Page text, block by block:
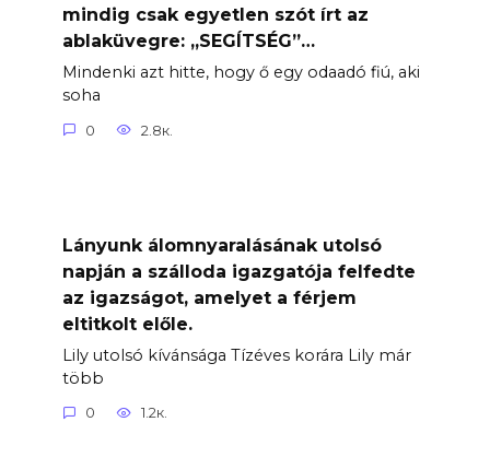
mindig csak egyetlen szót írt az
ablaküvegre: „SEGÍTSÉG”…
Mindenki azt hitte, hogy ő egy odaadó fiú, aki
soha
0 2.8к.
Lányunk álomnyaralásának utolsó
napján a szálloda igazgatója felfedte
az igazságot, amelyet a férjem
eltitkolt előle.
Lily utolsó kívánsága Tízéves korára Lily már
több
0 1.2к.